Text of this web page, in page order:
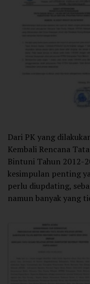
Dari PK yang
Kembali Rencana
Bintuni Tahun 2012-
kesimpulan penting
perlu diupdating,
namun banyak yang